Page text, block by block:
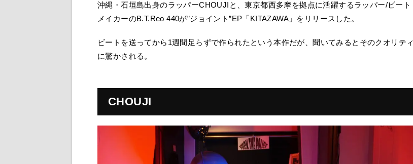
沖縄・石垣島出身のラッパーCHOUJIと、東京都西多摩を拠点に活躍するラッパー/ビート
メイカーのB.T.Reo 440が”ジョイント”EP「KITAZAWA」をリリースした。
ビートを送ってから1週間足らずで作られたという本作だが、聞いてみるとそのクオリティ
に驚かされる。
CHOUJI